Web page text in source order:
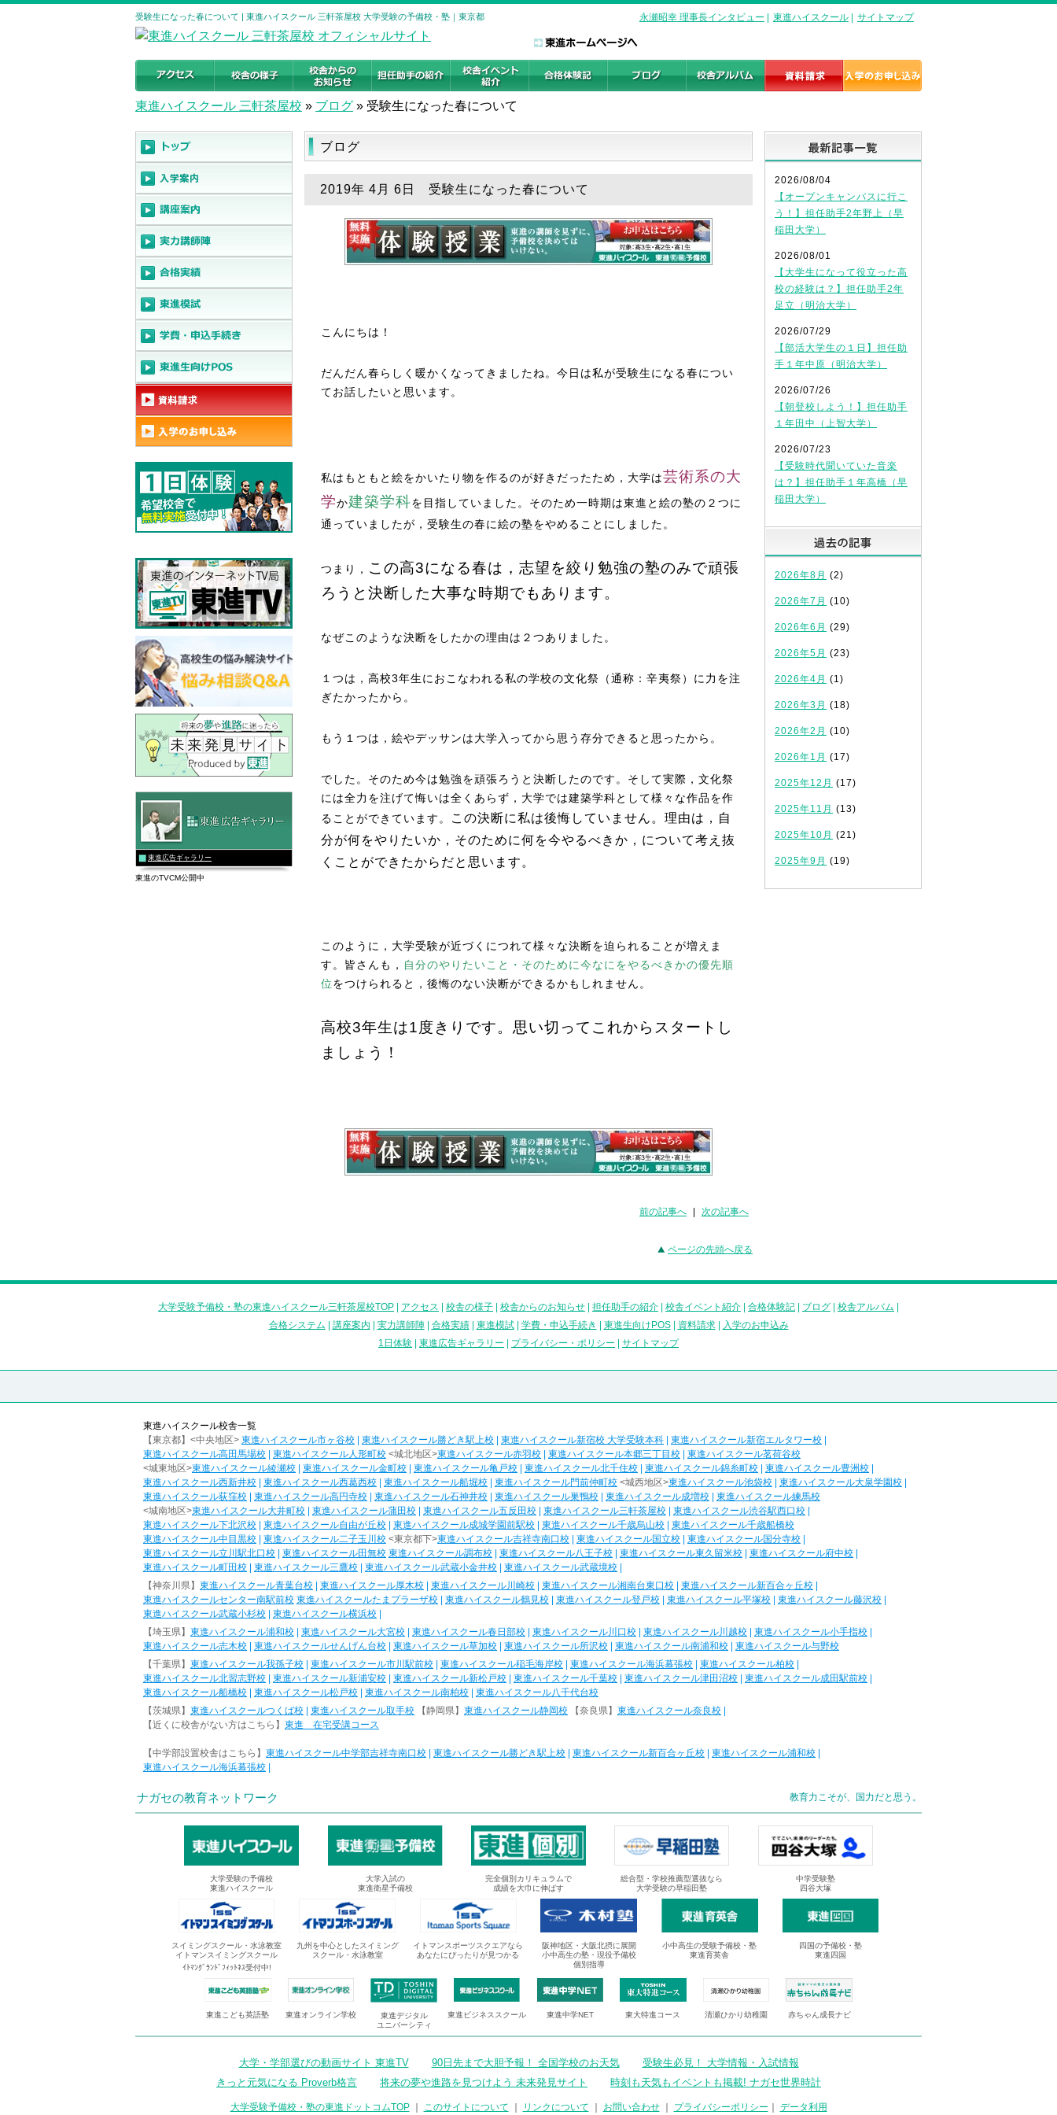
受験生になった春について | 東進ハイスクール 三軒茶屋校 大学受験の予備校・塾｜東京都 永瀬昭幸 理事長インタビュー 東進ハイスクール サイトマップ
東進ハイスクール 三軒茶屋校 » ブログ » 受験生になった春について
ブログ
2019年 4月 6日 受験生になった春について
こんにちは！
だんだん春らしく暖かくなってきましたね。今日は私が受験生になる春につい
てお話したいと思います。
私はもともと絵をかいたり物を作るのが好きだったため，大学は芸術系の大
学か建築学科を目指していました。そのため一時期は東進と絵の塾の２つに
通っていましたが，受験生の春に絵の塾をやめることにしました。
つまり， この高3になる春は，志望を絞り勉強の塾のみで頑張
ろうと決断した大事な時期でもあります。
なぜこのような決断をしたかの理由は２つありました。
１つは，高校3年生におこなわれる私の学校の文化祭（通称：辛夷祭）に力を注
ぎたかったから。
もう１つは，絵やデッサンは大学入ってから思う存分できると思ったから。
でした。そのため今は勉強を頑張ろうと決断したのです。そして実際，文化祭
には全力を注げて悔いは全くあらず，大学では建築学科として様々な作品を作
ることができています。
この決断に私は後悔していません。理由は，自
分が何をやりたいか，そのために何を今やるべきか，について考え抜
くことができたからだと思います。
このように，大学受験が近づくにつれて様々な決断を迫られることが増えま
す。皆さんも， 自分のやりたいこと・そのために今なにをやるべきかの優先順
位をつけられると，後悔のない決断ができるかもしれません。
高校3年生は1度きりです。思い切ってこれからスタートし
ましょう！
前の記事へ 次の記事へ
ページの先頭へ戻る
2026/08/04
【オープンキャンパスに行こ
う！】担任助手2年野上（早
稲田大学）
2026/08/01
【大学生になって役立った高
校の経験は？】担任助手2年
足立（明治大学）
2026/07/29
【部活大学生の１日】担任助
手１年中原（明治大学）
2026/07/26
【朝登校しよう！】担任助手
１年田中（上智大学）
2026/07/23
【受験時代聞いていた音楽
は？】担任助手１年高橋（早
稲田大学）
2026年8月 (2)
2026年7月 (10)
2026年6月 (29)
2026年5月 (23)
2026年4月 (1)
2026年3月 (18)
2026年2月 (10)
2026年1月 (17)
2025年12月 (17)
2025年11月 (13)
2025年10月 (21)
2025年9月 (19)
東進広告ギャラリー
東進のTVCM公開中
大学受験予備校・塾の東進ハイスクール三軒茶屋校TOP アクセス 校舎の様子 校舎からのお知らせ 担任助手の紹介 校舎イベント紹介 合格体験記 ブログ 校舎アルバム
合格システム
講座案内 実力講師陣| 合格実績| 東進模試| 学費・申込手続き 東進生向けPOS| 資料請求|
入学のお申込み
1日体験
東進広告ギャラリー プライバシー・ポリシー サイトマップ
東進ハイスクール校舎一覧
【東京都】<中央地区> 東進ハイスクール市ヶ谷校 東進ハイスクール勝どき駅上校 東進ハイスクール新宿校 大学受験本科 東進ハイスクール新宿エルタワー校
東進ハイスクール高田馬場校
東進ハイスクール人形町校 <城北地区>東進ハイスクール赤羽校 東進ハイスクール本郷三丁目校
東進ハイスクール茗荷谷校
<城東地区>東進ハイスクール綾瀬校 東進ハイスクール金町校 東進ハイスクール亀戸校 東進ハイスクール北千住校 東進ハイスクール錦糸町校 東進ハイスクール豊洲校
東進ハイスクール西新井校
東進ハイスクール西葛西校 東進ハイスクール船堀校 東進ハイスクール門前仲町校 <城西地区>東進ハイスクール池袋校 東進ハイスクール大泉学園校
東進ハイスクール荻窪校
東進ハイスクール高円寺校 東進ハイスクール石神井校 東進ハイスクール巣鴨校 東進ハイスクール成増校
東進ハイスクール練馬校
<城南地区>東進ハイスクール大井町校 東進ハイスクール蒲田校 東進ハイスクール五反田校 東進ハイスクール三軒茶屋校 東進ハイスクール渋谷駅西口校
東進ハイスクール下北沢校
東進ハイスクール自由が丘校 東進ハイスクール成城学園前駅校 東進ハイスクール千歳烏山校
東進ハイスクール千歳船橋校
東進ハイスクール中目黒校
東進ハイスクール二子玉川校 <東京都下>東進ハイスクール吉祥寺南口校 東進ハイスクール国立校 東進ハイスクール国分寺校
東進ハイスクール立川駅北口校
東進ハイスクール田無校 東進ハイスクール調布校 東進ハイスクール八王子校 東進ハイスクール東久留米校 東進ハイスクール府中校
東進ハイスクール町田校
東進ハイスクール三鷹校 東進ハイスクール武蔵小金井校 東進ハイスクール武蔵境校
【神奈川県】 東進ハイスクール青葉台校 東進ハイスクール厚木校 東進ハイスクール川崎校 東進ハイスクール湘南台東口校 東進ハイスクール新百合ヶ丘校
東進ハイスクールセンター南駅前校 東進ハイスクールたまプラーザ校 東進ハイスクール鶴見校 東進ハイスクール登戸校 東進ハイスクール平塚校 東進ハイスクール藤沢校
東進ハイスクール武蔵小杉校
東進ハイスクール横浜校
【埼玉県】 東進ハイスクール浦和校 東進ハイスクール大宮校 東進ハイスクール春日部校 東進ハイスクール川口校 東進ハイスクール川越校 東進ハイスクール小手指校
東進ハイスクール志木校
東進ハイスクールせんげん台校 東進ハイスクール草加校 東進ハイスクール所沢校 東進ハイスクール南浦和校
東進ハイスクール与野校
【千葉県】 東進ハイスクール我孫子校 東進ハイスクール市川駅前校 東進ハイスクール稲毛海岸校 東進ハイスクール海浜幕張校 東進ハイスクール柏校
東進ハイスクール北習志野校
東進ハイスクール新浦安校 東進ハイスクール新松戸校 東進ハイスクール千葉校 東進ハイスクール津田沼校 東進ハイスクール成田駅前校
東進ハイスクール船橋校
東進ハイスクール松戸校 東進ハイスクール南柏校
東進ハイスクール八千代台校
【茨城県】 東進ハイスクールつくば校 東進ハイスクール取手校 【静岡県】 東進ハイスクール静岡校 【奈良県】 東進ハイスクール奈良校
【近くに校舎がない方はこちら】 東進 在宅受講コース
【中学部設置校舎はこちら】 東進ハイスクール中学部吉祥寺南口校 東進ハイスクール勝どき駅上校 東進ハイスクール新百合ヶ丘校 東進ハイスクール浦和校
東進ハイスクール海浜幕張校
ナガセの教育ネットワーク 教育力こそが、国力だと思う。
大学受験の予備校
東進ハイスクール
大学入試の
東進衛星予備校
完全個別カリキュラムで
成績を大巾に伸ばす
総合型・学校推薦型選抜なら
大学受験の早稲田塾
中学受験塾
四谷大塚
スイミングスクール・水泳教室
イトマンスイミングスクール
ｲﾄﾏﾝｸﾞﾗﾝﾄﾞﾌｨｯﾄﾈｽ受付中!
九州を中心としたスイミング
スクール・水泳教室
イトマンスポーツスクエアなら
あなたにぴったりが見つかる
阪神地区・大阪北摂に展開
小中高生の塾・現役予備校
個別指導
小中高生の受験予備校・塾
東進育英舎
四国の予備校・塾
東進四国
東進こども英語塾 東進オンライン学校
東進デジタル
ユニバーシティ
東進ビジネススクール 東進中学NET 東大特進コース 清瀬ひかり幼稚園 赤ちゃん成長ナビ
大学・学部選びの動画サイト 東進TV 90日先まで大胆予報！ 全国学校のお天気
受験生必見！ 大学情報・入試情報
きっと元気になる Proverb格言
将来の夢や進路を見つけよう 未来発見サイト 時刻も天気もイベントも掲載! ナガセ世界時計
大学受験予備校・塾の東進ドットコムTOP｜ このサイトについて リンクについて お問い合わせ｜ プライバシーポリシー データ利用